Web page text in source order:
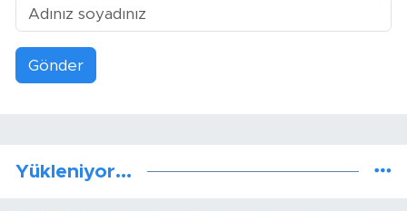
Gönder
Yükleniyor...